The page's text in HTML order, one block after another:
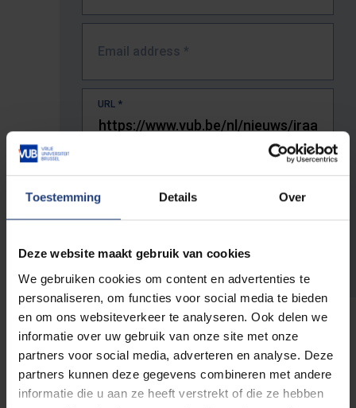
Toestemming Details Over
Deze website maakt gebruik van cookies
We gebruiken cookies om content en advertenties te
personaliseren, om functies voor social media te bieden
en om ons websiteverkeer te analyseren. Ook delen we
informatie over uw gebruik van onze site met onze
partners voor social media, adverteren en analyse. Deze
partners kunnen deze gegevens combineren met andere
informatie die u aan ze heeft verstrekt of die ze hebben
Email address *
URL *
The full URL of the page where you encountered the error.